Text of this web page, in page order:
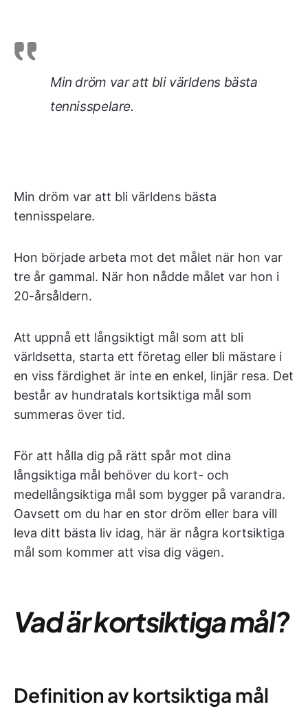
Min dröm var att bli världens bästa
tennisspelare.
Min dröm var att bli världens bästa
tennisspelare.
Hon började arbeta mot det målet när hon var
tre år gammal. När hon nådde målet var hon i
20-årsåldern.
Att uppnå ett långsiktigt mål som att bli
världsetta, starta ett företag eller bli mästare i
en viss färdighet är inte en enkel, linjär resa. Det
består av hundratals kortsiktiga mål som
summeras över tid.
För att hålla dig på rätt spår mot dina
långsiktiga mål behöver du kort- och
medellångsiktiga mål som bygger på varandra.
Oavsett om du har en stor dröm eller bara vill
leva ditt bästa liv idag, här är några kortsiktiga
mål som kommer att visa dig vägen.
Vad är kortsiktiga mål?
Definition av kortsiktiga mål